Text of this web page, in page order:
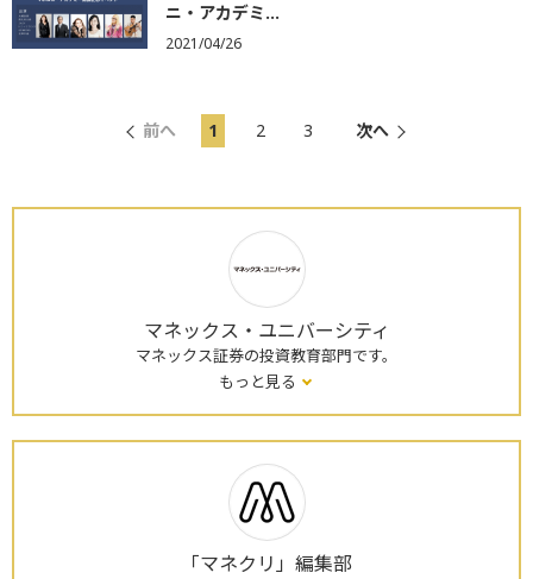
ニ・アカデミ...
2021/04/26
前へ 1 2 3 次へ
マネックス・ユニバーシティ
マネックス証券の投資教育部門です。
もっと見る
「マネクリ」編集部